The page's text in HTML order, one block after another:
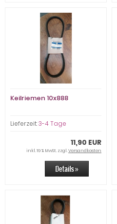
Keilriemen 10x888
Lieferzeit:3-4 Tage
11,90 EUR
inkl. 19 % MwSt. zzgl.Versandkosten